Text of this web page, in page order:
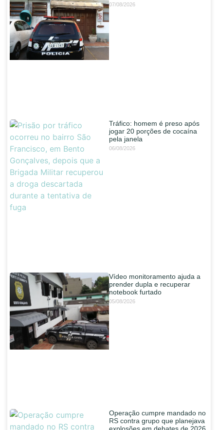
07/08/2026
Tráfico: homem é preso após
jogar 20 porções de cocaína
pela janela
06/08/2026
Vídeo monitoramento ajuda a
prender dupla e recuperar
notebook furtado
05/08/2026
Operação cumpre mandado no
RS contra grupo que planejava
explosões em debates de 2026